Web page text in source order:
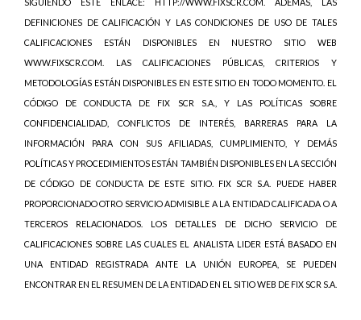
DEFINICIONES DE CALIFICACIÓN Y LAS CONDICIONES DE USO DE TALES
CALIFICACIONES ESTÁN DISPONIBLES EN NUESTRO SITIO WEB
WWW.FIXSCR.COM. LAS CALIFICACIONES PÚBLICAS, CRITERIOS Y
METODOLOGÍAS ESTÁN DISPONIBLES EN ESTE SITIO EN TODO MOMENTO. EL
CÓDIGO DE CONDUCTA DE FIX SCR S.A., Y LAS POLÍTICAS SOBRE
CONFIDENCIALIDAD, CONFLICTOS DE INTERÉS, BARRERAS PARA LA
INFORMACIÓN PARA CON SUS AFILIADAS, CUMPLIMIENTO, Y DEMÁS
POLÍTICAS Y PROCEDIMIENTOS ESTÁN TAMBIÉN DISPONIBLES EN LA SECCIÓN
DE CÓDIGO DE CONDUCTA DE ESTE SITIO. FIX SCR S.A. PUEDE HABER
PROPORCIONADO OTRO SERVICIO ADMISIBLE A LA ENTIDAD CALIFICADA O A
TERCEROS RELACIONADOS. LOS DETALLES DE DICHO SERVICIO DE
CALIFICACIONES SOBRE LAS CUALES EL ANALISTA LIDER ESTÁ BASADO EN
UNA ENTIDAD REGISTRADA ANTE LA UNIÓN EUROPEA, SE PUEDEN
ENCONTRAR EN EL RESUMEN DE LA ENTIDAD EN EL SITIO WEB DE FIX SCR S.A.